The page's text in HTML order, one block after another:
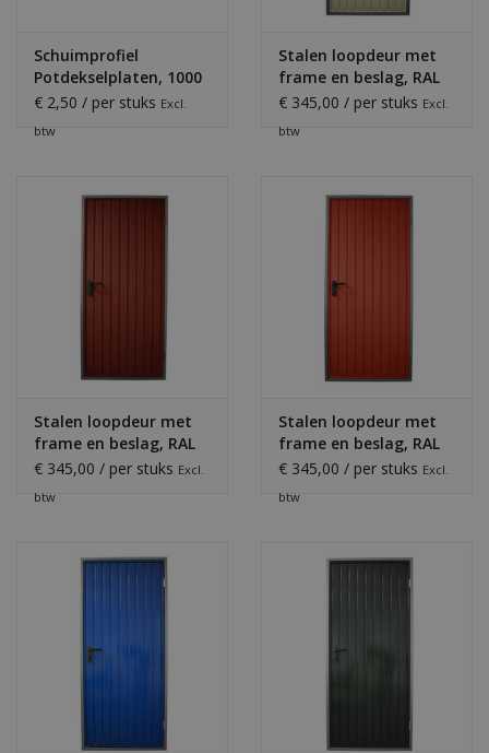
Schuimprofiel
Potdekselplaten, 1000
mm
€ 2,50 / per stuks Excl.
btw
Stalen loopdeur met
frame en beslag, RAL
1015
€ 345,00 / per stuks Excl.
btw
Stalen loopdeur met
frame en beslag, RAL
3009
€ 345,00 / per stuks Excl.
btw
Stalen loopdeur met
frame en beslag, RAL
3016
€ 345,00 / per stuks Excl.
btw